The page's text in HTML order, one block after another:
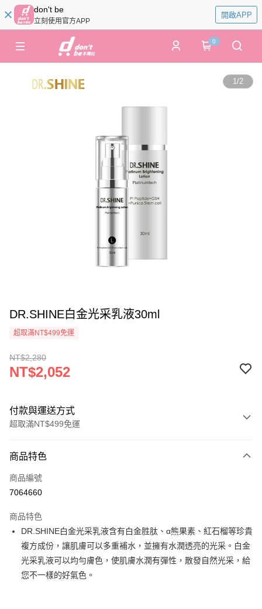
don't be
立刻使用官方APP
開啟APP
0
1/2
DR.SHINE白金光采乳液30ml
超取滿NT$499免運
NT$2,280
NT$2,052
付款與運送方式
超取滿NT$499免運
信用卡一次付款
超商取貨付款
運送方式
全家取貨付款
每筆NT$60，滿NT$499(含以上)免運費
付款後全家取貨
商品特色
商品編號
7064660
商品特色
DR.SHINE白金光采乳液含有白金胜肽、α熊果素、紅石榴等珍貴
複方成份，讓肌膚可以多重補水，並擁有水潤透亮的光采。白金
光采乳液可以均勻膚色，使肌膚水潤有彈性，散發自然光采，給
您不一樣的好氣色。